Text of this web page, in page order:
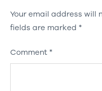
Your email address will
fields are marked *
Comment *